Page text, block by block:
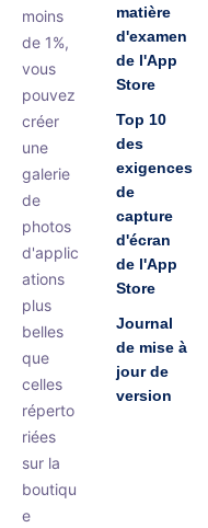
moins
de 1%,
vous
pouvez
créer
une
galerie
de
photos
d'applic
ations
plus
belles
que
celles
réperto
riées
sur la
boutiqu
e
matière
d'examen
de l'App
Store
Top 10
des
exigences
de
capture
d'écran
de l'App
Store
Journal
de mise à
jour de
version